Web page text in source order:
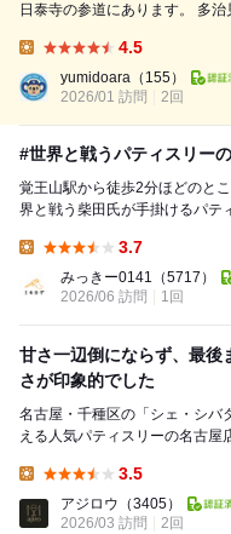
日泰寺の参道にあります。 多治見、名古屋をはじめ、海外に店舗を展開
子が並びます。 こちらのお店には、イートインスペースが併設されてい
ます。 ★エク...
4.5
yumidoara （155）
2026/01 訪問
2回
#世界と戦うパティスリー
覚王山駅から徒歩2分ほどのところに店を構え
界と戦う柴田氏が手掛けるパティスリー！ イチゴのタ
3.7
みっきー0141 （5717）
2026/06 訪問
1回
甘さ一辺倒にならず、最後
さが印象的でした
名古屋・千種区の「シェ・シバ
える人気パティスリーの名古屋
3.5
アジロウ （3405）
2026/03 訪問
2回